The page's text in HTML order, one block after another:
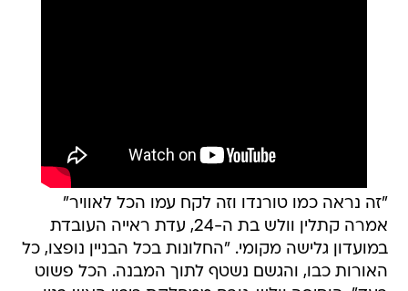
"זה נראה כמו טורנדו וזה לקח עמו הכל לאוויר"
אמרה קתלין וולש בת ה-24, עדת ראייה העובדת
במועדון גלישה מקומי. "החלונות בכל הבניין נופצו, כל
האורות כבו, והגשם נשטף לתוך המבנה. הכל פשוט